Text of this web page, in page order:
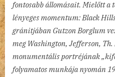
fontosabb állomásait. Mielőtt a
lényeges momentum: Black
gránitjában Gutzon Borglum
meg Washington, Jefferson, Th.
monumentális portréjának
folyamatos munkája nyomán